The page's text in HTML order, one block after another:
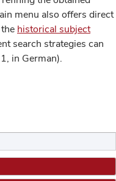
menu also offers direct
historical subject
search strategies can
in German).